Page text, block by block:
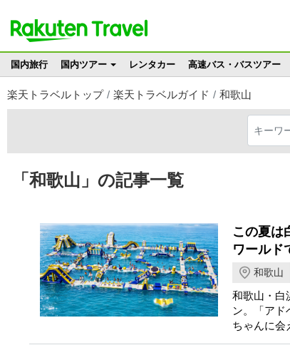
国内旅行 国内ツアー レンタカー 高速バス・バスツアー
楽天トラベルトップ 楽天トラベルガイド 和歌山
「和歌山」の記事一覧
この夏は
ワールド
和歌山
和歌山・白
ン。「アド
ちゃんに会